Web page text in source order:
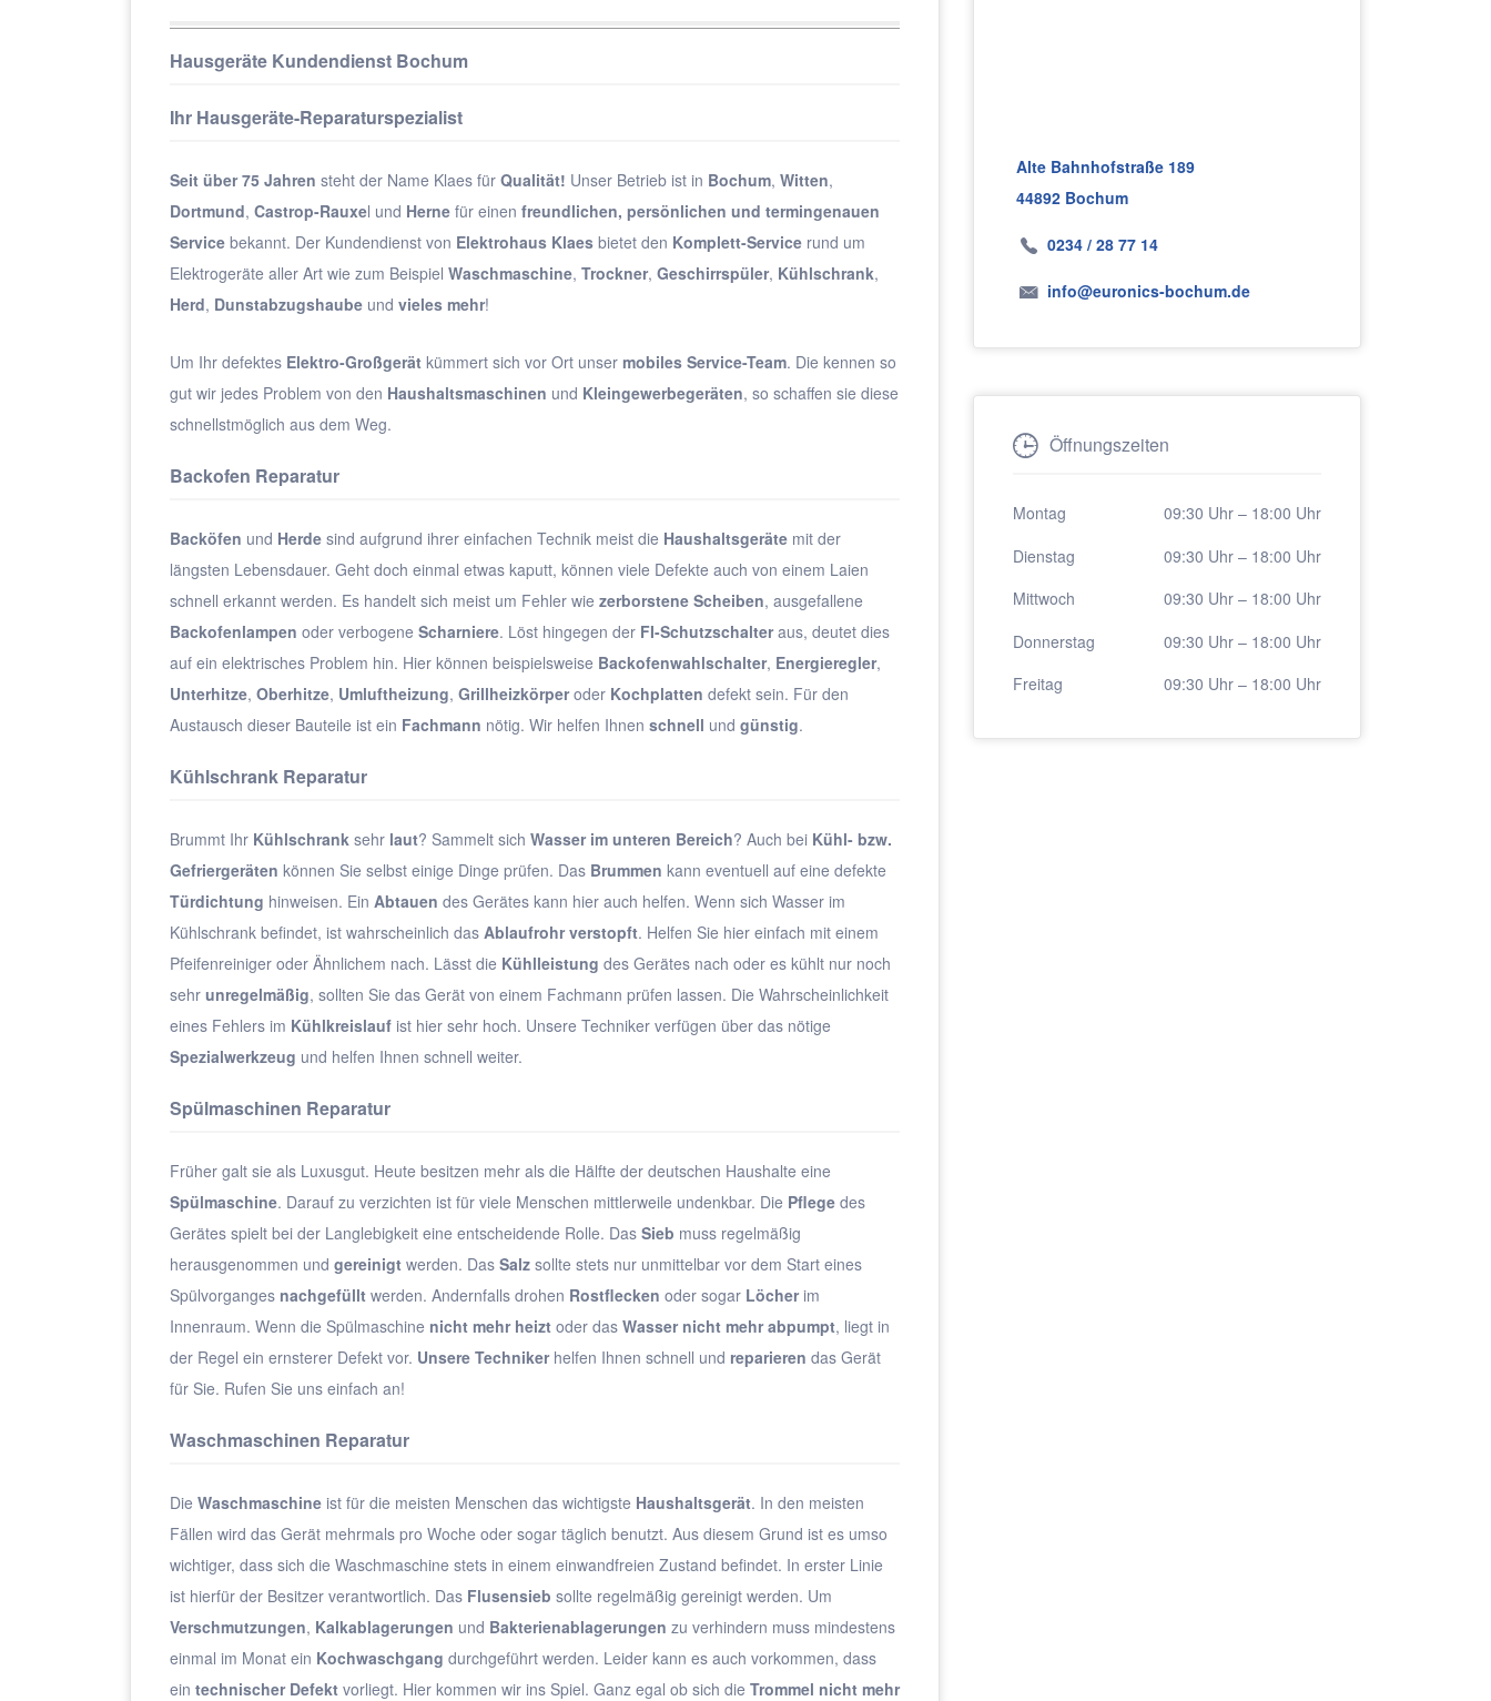
Hausgeräte Kundendienst Bochum
Ihr Hausgeräte-Reparaturspezialist
Seit über 75 Jahren steht der Name Klaes für Qualität! Unser Betrieb ist in Bochum, Witten,
Dortmund, Castrop-Rauxel und Herne für einen freundlichen, persönlichen und termingenauen
Service bekannt. Der Kundendienst von Elektrohaus Klaes bietet den Komplett-Service rund um
Elektrogeräte aller Art wie zum Beispiel Waschmaschine, Trockner, Geschirrspüler, Kühlschrank,
Herd, Dunstabzugshaube und vieles mehr!
Um Ihr defektes Elektro-Großgerät kümmert sich vor Ort unser mobiles Service-Team. Die kennen so
gut wir jedes Problem von den Haushaltsmaschinen und Kleingewerbegeräten, so schaffen sie diese
schnellstmöglich aus dem Weg.
Backofen Reparatur
Backöfen und Herde sind aufgrund ihrer einfachen Technik meist die Haushaltsgeräte mit der
längsten Lebensdauer. Geht doch einmal etwas kaputt, können viele Defekte auch von einem Laien
schnell erkannt werden. Es handelt sich meist um Fehler wie zerborstene Scheiben, ausgefallene
Backofenlampen oder verbogene Scharniere. Löst hingegen der FI-Schutzschalteraus, deutet dies
auf ein elektrisches Problem hin. Hier können beispielsweise Backofenwahlschalter, Energieregler,
Unterhitze, Oberhitze, Umluftheizung, Grillheizkörperoder Kochplatten defekt sein. Für den
Austausch dieser Bauteile ist ein Fachmann nötig. Wir helfen Ihnen schnell und günstig.
Kühlschrank Reparatur
Brummt Ihr Kühlschrank sehr laut? Sammelt sich Wasser im unteren Bereich? Auch bei Kühl- bzw.
Gefriergeräten können Sie selbst einige Dinge prüfen. Das Brummen kann eventuell auf eine defekte
Türdichtung hinweisen. Ein Abtauen des Gerätes kann hier auch helfen. Wenn sich Wasser im
Kühlschrank befindet, ist wahrscheinlich das Ablaufrohr verstopft. Helfen Sie hier einfach mit einem
Pfeifenreiniger oder Ähnlichem nach. Lässt die Kühlleistung des Gerätes nach oder es kühlt nur noch
sehr unregelmäßig, sollten Sie das Gerät von einem Fachmann prüfen lassen. Die Wahrscheinlichkeit
eines Fehlers im Kühlkreislauf ist hier sehr hoch. Unsere Techniker verfügen über das nötige
Spezialwerkzeug und helfen Ihnen schnell weiter.
Spülmaschinen Reparatur
Früher galt sie als Luxusgut. Heute besitzen mehr als die Hälfte der deutschen Haushalte eine
Spülmaschine. Darauf zu verzichten ist für viele Menschen mittlerweile undenkbar. Die Pflege des
Gerätes spielt bei der Langlebigkeit eine entscheidende Rolle. Das Sieb muss regelmäßig
herausgenommen und gereinigt werden. Das Salz sollte stets nur unmittelbar vor dem Start eines
Spülvorganges nachgefüllt werden. Andernfalls drohen Rostflecken oder sogar Löcherim
Innenraum. Wenn die Spülmaschine nicht mehr heizt oder das Wasser nicht mehr abpumpt, liegt in
der Regel ein ernsterer Defekt vor. Unsere Technikerhelfen Ihnen schnell und reparieren das Gerät
für Sie. Rufen Sie uns einfach an!
Waschmaschinen Reparatur
Die Waschmaschine ist für die meisten Menschen das wichtigste Haushaltsgerät. In den meisten
Fällen wird das Gerät mehrmals pro Woche oder sogar täglich benutzt. Aus diesem Grund ist es umso
wichtiger, dass sich die Waschmaschine stets in einem einwandfreien Zustand befindet. In erster Linie
ist hierfür der Besitzer verantwortlich. Das Flusensieb sollte regelmäßig gereinigt werden. Um
Verschmutzungen, Kalkablagerungen und Bakterienablagerungen zu verhindern muss mindestens
einmal im Monat ein Kochwaschgang durchgeführt werden. Leider kann es auch vorkommen, dass
ein technischer Defekt vorliegt. Hier kommen wir ins Spiel. Ganz egal ob sich die Trommel nicht mehr
Alte Bahnhofstraße 189
44892 Bochum
0234 / 28 77 14
info@euronics-bochum.de
Öffnungszeiten
Montag 09:30 Uhr – 18:00 Uhr
Dienstag
09:30 Uhr – 18:00 Uhr
Mittwoch
09:30 Uhr – 18:00 Uhr
Donnerstag
09:30 Uhr – 18:00 Uhr
Freitag
09:30 Uhr – 18:00 Uhr